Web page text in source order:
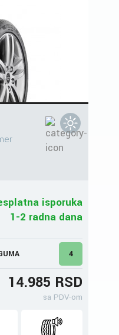
isporuka
1-2 radna dana
4
14.985 RSD
sa PDV-om